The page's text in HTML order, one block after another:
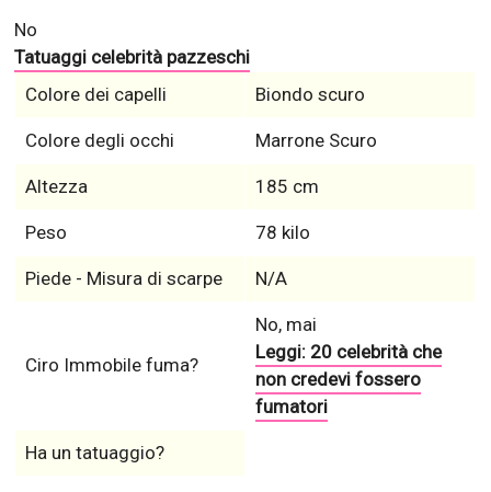
No
Tatuaggi celebrità pazzeschi
Colore dei capelli
Biondo scuro
Colore degli occhi Marrone Scuro
Altezza 185 cm
Peso 78 kilo
Piede - Misura di scarpe N/A
Ciro Immobile fuma?
No, mai
Leggi: 20 celebrità che
non credevi fossero
fumatori
Ha un tatuaggio?